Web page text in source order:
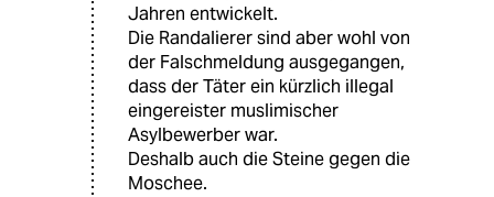
Jahren entwickelt.
Die Randalierer sind aber wohl von
der Falschmeldung ausgegangen,
dass der Täter ein kürzlich illegal
eingereister muslimischer
Asylbewerber war.
Deshalb auch die Steine gegen die
Moschee.